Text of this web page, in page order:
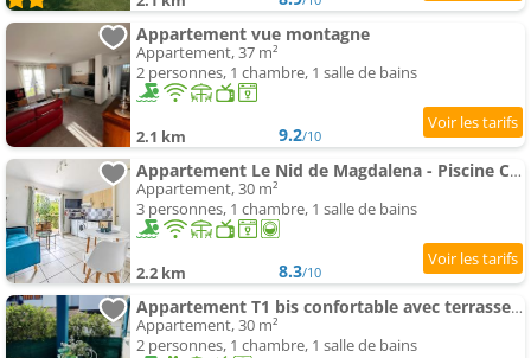
Appartement vue montagne
Appartement, 37 m²
2 personnes, 1 chambre, 1 salle de bains
2.1 km 9.2/10
Appartement Le Nid de Magdalena - Piscine Collective
Appartement, 30 m²
3 personnes, 1 chambre, 1 salle de bains
2.2 km 8.3/10
Appartement T1 bis confortable avec terrasse et parking à Cambo-les-Bains - FR-1-495-105
Appartement, 30 m²
2 personnes, 1 chambre, 1 salle de bains